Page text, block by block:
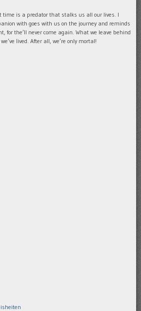
time is a predator that stalks us all our lives. I
with goes with us on the journey and reminds
for the’ll never come again. What we leave behind
lived. After all, we’re only mortal!